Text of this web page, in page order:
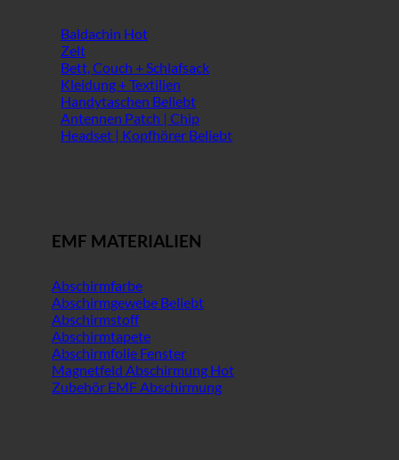
Baldachin
Zelt
Bett, Couch + Schlafsack
Kleidung + Textilien
Handytaschen
Antennen Patch | Chip
Headset | Kopfhörer
EMF MATERIALIEN
Abschirmfarbe
Abschirmgewebe
Abschirmstoff
Abschirmtapete
Abschirmfolie Fenster
Magnetfeld Abschirmung
Zubehör EMF Abschirmung